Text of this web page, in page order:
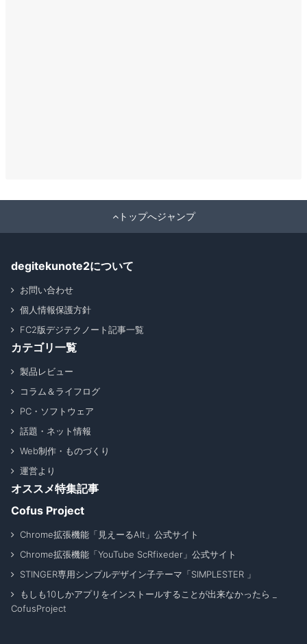
トップへジャンプ
degitekunote2について
お問い合わせ
個人情報保護方針
FC2版デジテクノート記事一覧
カテゴリ一覧
製品レビュー
コラム＆ライフログ
PC・ソフトウェア
話題・ネット情報
Web制作・ものづくり
運営より
オススメ特集記事
Cofus Project
Chrome拡張機能「見えーるAlt」公式サイト
Chrome拡張機能「YouTube ScRfixeder」公式サイト
STINGER専用シンプルデザイン子テーマ「SIMPLESTER 」
もしも10しかアプリをインストールすることが出来なかったら _
CofusProject